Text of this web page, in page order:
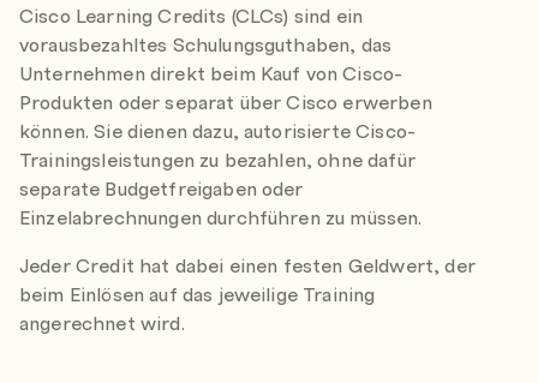
Cisco Learning Credits (CLCs) sind ein
vorausbezahltes Schulungsguthaben, das
Unternehmen direkt beim Kauf von Cisco-
Produkten oder separat über Cisco erwerben
können. Sie dienen dazu, autorisierte Cisco-
Trainingsleistungen zu bezahlen, ohne dafür
separate Budgetfreigaben oder
Einzelabrechnungen durchführen zu müssen.
Jeder Credit hat dabei einen festen Geldwert, der
beim Einlösen auf das jeweilige Training
angerechnet wird.